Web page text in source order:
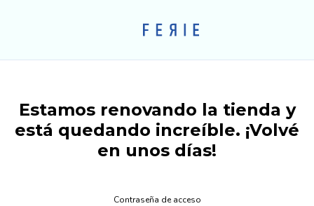
Estamos renovando la tienda y
está quedando increíble. ¡Volvé
en unos días!
Contraseña de acceso